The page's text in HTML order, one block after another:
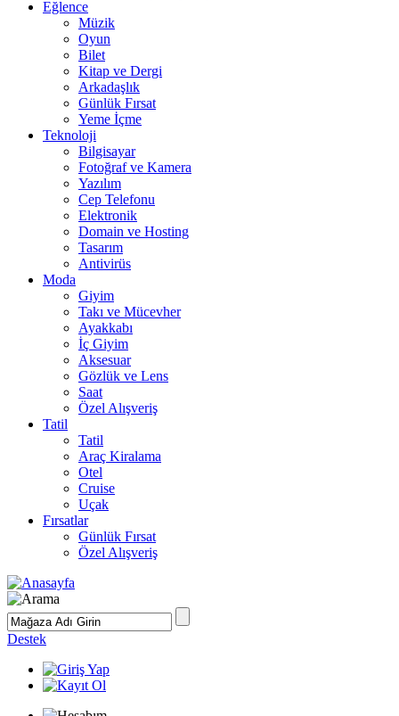
Eğlence
Müzik
Oyun
Bilet
Kitap ve Dergi
Arkadaşlık
Günlük Fırsat
Yeme İçme
Teknoloji
Bilgisayar
Fotoğraf ve Kamera
Yazılım
Cep Telefonu
Elektronik
Domain ve Hosting
Tasarım
Antivirüs
Moda
Giyim
Takı ve Mücevher
Ayakkabı
İç Giyim
Aksesuar
Gözlük ve Lens
Saat
Özel Alışveriş
Tatil
Tatil
Araç Kiralama
Otel
Cruise
Uçak
Fırsatlar
Günlük Fırsat
Özel Alışveriş
Destek